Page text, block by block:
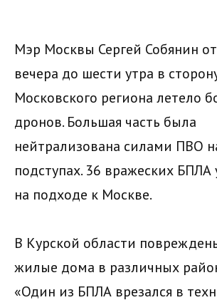
Мэр Москвы Сергей Собянин
вечера до шести утра в
Московского региона летело
дронов. Большая часть была
нейтрализована силами ПВО
подступах. 36 вражеских
на подходе к Москве.
В Курской области
жилые дома в различных
«Один из БПЛА врезался в